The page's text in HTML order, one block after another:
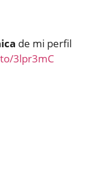
de mi perfil
3lpr3mC